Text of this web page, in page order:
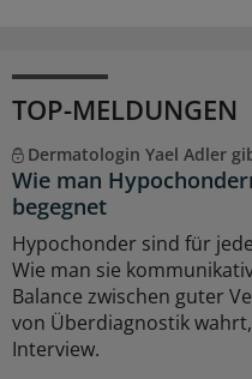
TOP-MELDUNGEN
Dermatologin Yael Adler
Wie man
begegnet
Hypochonder sind für
Wie man sie
Balance zwischen guter
von Überdiagnostik
Interview.